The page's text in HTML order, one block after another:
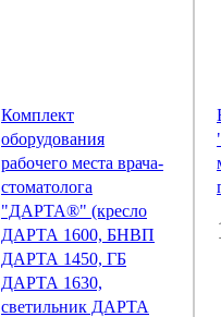
Комплект
оборудования
рабочего места врача-
стоматолога
"ДАРТА®" (кресло
ДАРТА 1600, БНВП
ДАРТА 1450, ГБ
ДАРТА 1630,
светильник ДАРТА